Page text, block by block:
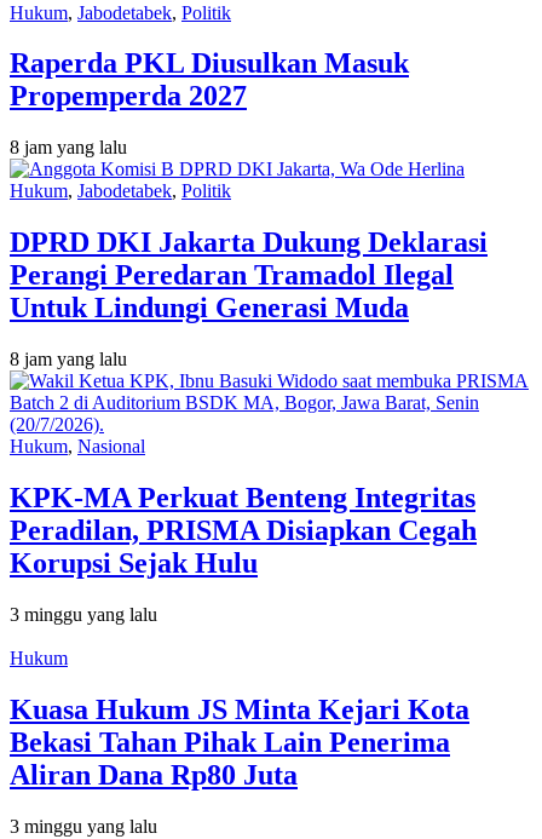
Hukum, Jabodetabek, Politik
Raperda PKL Diusulkan Masuk
Propemperda 2027
8 jam yang lalu
Hukum, Jabodetabek, Politik
DPRD DKI Jakarta Dukung Deklarasi
Perangi Peredaran Tramadol Ilegal
Untuk Lindungi Generasi Muda
8 jam yang lalu
Hukum, Nasional
KPK-MA Perkuat Benteng Integritas
Peradilan, PRISMA Disiapkan Cegah
Korupsi Sejak Hulu
3 minggu yang lalu
Hukum
Kuasa Hukum JS Minta Kejari Kota
Bekasi Tahan Pihak Lain Penerima
Aliran Dana Rp80 Juta
3 minggu yang lalu